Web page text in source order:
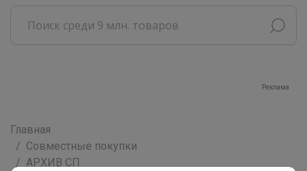
Реклама
Главная
Совместные покупки
АРХИВ СП